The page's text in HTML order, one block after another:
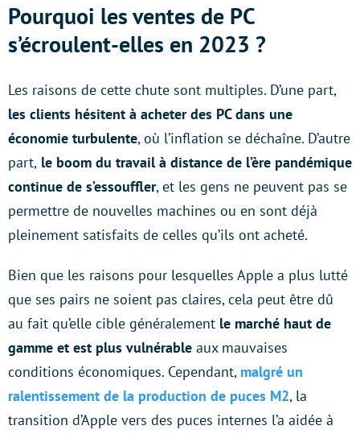
Pourquoi les ventes de PC
s’écroulent-elles en 2023 ?
Les raisons de cette chute sont multiples. D’une part,
les clients hésitent à acheter des PC dans une
économie turbulente, où l’inflation se déchaîne. D’autre
part, le boom du travail à distance de l’ère pandémique
continue de s’essouffler, et les gens ne peuvent pas se
permettre de nouvelles machines ou en sont déjà
pleinement satisfaits de celles qu’ils ont acheté.
Bien que les raisons pour lesquelles Apple a plus lutté
que ses pairs ne soient pas claires, cela peut être dû
au fait qu’elle cible généralement le marché haut de
gamme et est plus vulnérable aux mauvaises
conditions économiques. Cependant, malgré un
ralentissement de la production de puces M2, la
transition d’Apple vers des puces internes l’a aidée à